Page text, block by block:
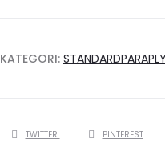
KATEGORI:
TWITTER PINTEREST